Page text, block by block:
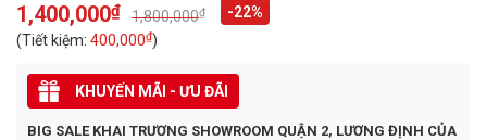
1,800,000₫
Original
price
was:
1,800,000₫.
1,400,000₫
Current
price
is:
1,400,000₫.
-22%
(Tiết kiệm: 400,000₫)
KHUYẾN MÃI - ƯU ĐÃI
BIG SALE KHAI TRƯƠNG SHOWROOM QUẬN 2, LƯƠNG ĐỊNH CỦA